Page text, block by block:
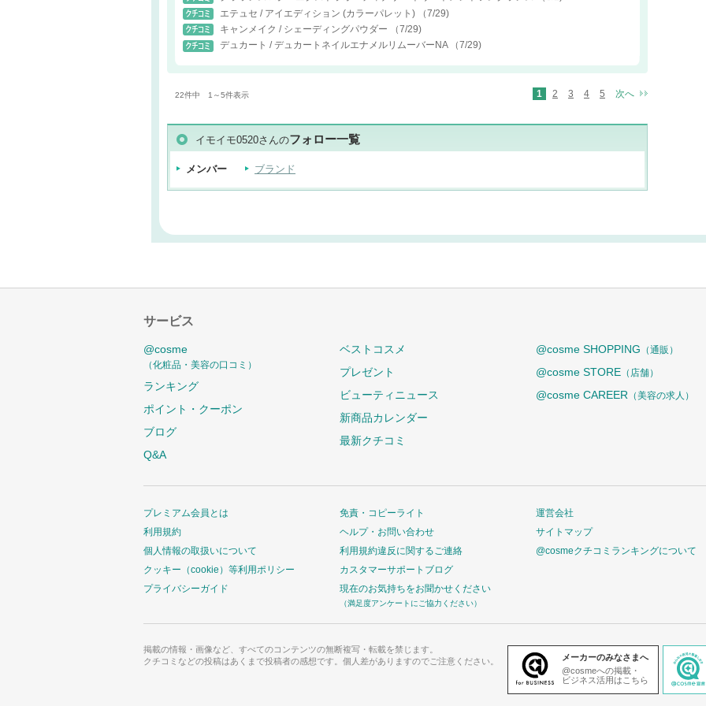
エテュセ / アイエディション (カラーパレット)
（7/29)
キャンメイク / シェーディングパウダー
（7/29)
デュカート / デュカートネイルエナメルリムーバーNA
（7/29)
22件中 1～5件表示 1 2 3 4 5 次へ
イモイモ0520さんのフォロー一覧
メンバー ブランド
サービス
@cosme
（化粧品・美容の口コミ）
ランキング
ポイント・クーポン
ブログ
Q&A
ベストコスメ
プレゼント
ビューティニュース
新商品カレンダー
最新クチコミ
@cosme SHOPPING （通販）
@cosme STORE （店舗）
@cosme CAREER （美容の求人）
プレミアム会員とは
利用規約
個人情報の取扱いについて
クッキー（cookie）等利用ポリシー
プライバシーガイド
免責・コピーライト
ヘルプ・お問い合わせ
利用規約違反に関するご連絡
カスタマーサポートブログ
現在のお気持ちをお聞かせください
（満足度アンケートにご協力ください）
運営会社
サイトマップ
@cosmeクチコミランキングについて
掲載の情報・画像など、すべてのコンテンツの無断複写・転載を禁じます。
クチコミなどの投稿はあくまで投稿者の感想です。個人差がありますのでご注意ください。
メーカーのみなさまへ
@cosmeへの掲載・
ビジネス活用はこちら